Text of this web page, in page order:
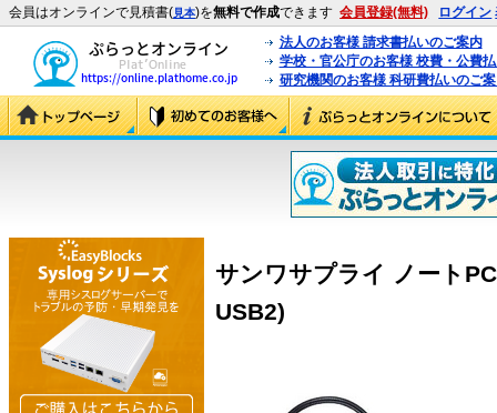
会員はオンラインで見積書(見本)を無料で作成できます 会員登録(無料) ログイン
法人のお客様 請求書払いのご案内
学校・官公庁のお客様 校費・公費
研究機関のお客様 科研費払いのご
サンワサプライ ノート
USB2)